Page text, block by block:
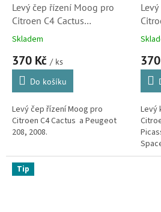
Levý čep řízení Moog pro
Citroen C4 Cactus
(1608025180)
Skladem
370 Kč / ks
Do košíku
Levý čep řízení Moog pro
Citroen C4 Cactus a Peugeot
208, 2008.
Levý
Tip